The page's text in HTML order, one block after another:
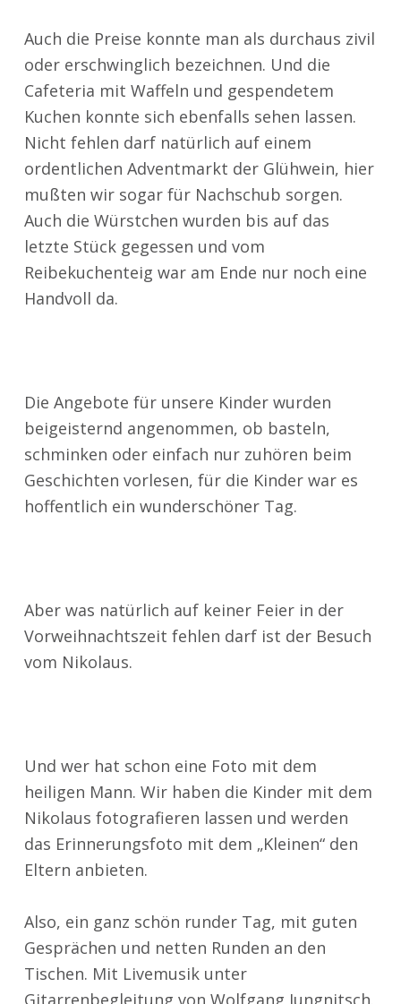
Auch die Preise konnte man als durchaus zivil
oder erschwinglich bezeichnen. Und die
Cafeteria mit Waffeln und gespendetem
Kuchen konnte sich ebenfalls sehen lassen.
Nicht fehlen darf natürlich auf einem
ordentlichen Adventmarkt der Glühwein, hier
mußten wir sogar für Nachschub sorgen.
Auch die Würstchen wurden bis auf das
letzte Stück gegessen und vom
Reibekuchenteig war am Ende nur noch eine
Handvoll da.
Die Angebote für unsere Kinder wurden
beigeisternd angenommen, ob basteln,
schminken oder einfach nur zuhören beim
Geschichten vorlesen, für die Kinder war es
hoffentlich ein wunderschöner Tag.
Aber was natürlich auf keiner Feier in der
Vorweihnachtszeit fehlen darf ist der Besuch
vom Nikolaus.
Und wer hat schon eine Foto mit dem
heiligen Mann. Wir haben die Kinder mit dem
Nikolaus fotografieren lassen und werden
das Erinnerungsfoto mit dem „Kleinen“ den
Eltern anbieten.
Also, ein ganz schön runder Tag, mit guten
Gesprächen und netten Runden an den
Tischen. Mit Livemusik unter